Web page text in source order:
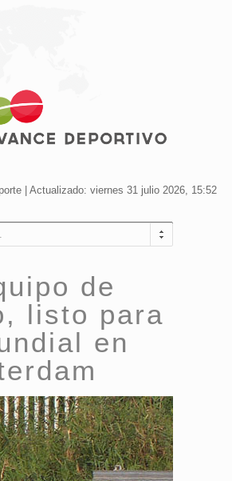
| Actualizado: viernes 31 julio 2026, 15:52
de
listo para
en